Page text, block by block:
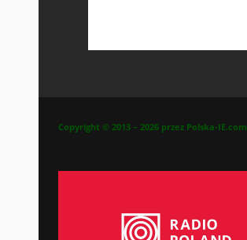
Copyright © 2013 – 2026 przez Polska-IE.com